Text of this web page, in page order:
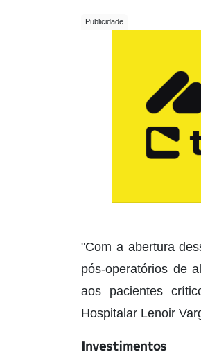
"Com a abertura
pós-operatórios de
aos pacientes
Hospitalar Lenoir
Investimentos